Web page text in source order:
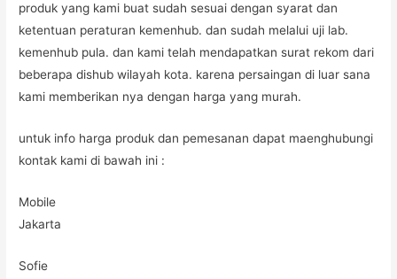
produk yang kami buat sudah sesuai dengan syarat dan
ketentuan peraturan kemenhub. dan sudah melalui uji lab.
kemenhub pula. dan kami telah mendapatkan surat rekom dari
beberapa dishub wilayah kota. karena persaingan di luar sana
kami memberikan nya dengan harga yang murah.
untuk info harga produk dan pemesanan dapat maenghubungi
kontak kami di bawah ini :
Mobile
Jakarta
Sofie